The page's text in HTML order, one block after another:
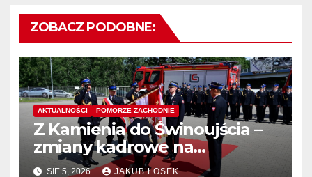
ZOBACZ PODOBNE:
AKTUALNOŚCI POMORZE ZACHODNIE
Z Kamienia do Świnoujścia –
zmiany kadrowe na
stanowiskach komendantów
SIE 5, 2026 JAKUB ŁOSEK